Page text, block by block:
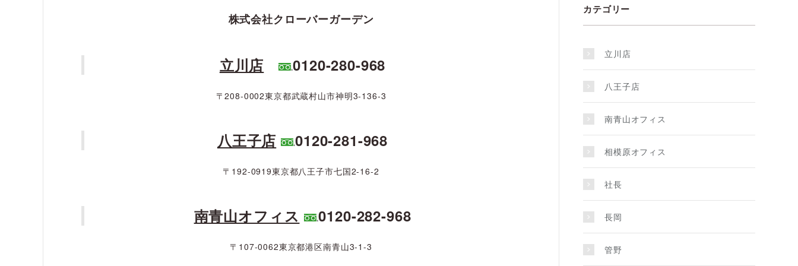
株式会社クローバーガーデン
立川店 0120-280-968
〒208-0002東京都武蔵村山市神明3-136-3
八王子店 0120-281-968
〒192-0919東京都八王子市七国2-16-2
南青山オフィス 0120-282-968
〒107-0062東京都港区南青山3-1-3
カテゴリー
立川店
八王子店
南青山オフィス
相模原オフィス
社長
長岡
管野